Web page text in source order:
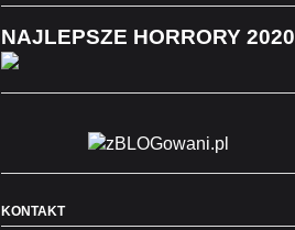
NAJLEPSZE HORRORY 2020
KONTAKT